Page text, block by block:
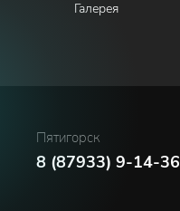
Галерея
Пятигорск
8 (87933) 9-14-36